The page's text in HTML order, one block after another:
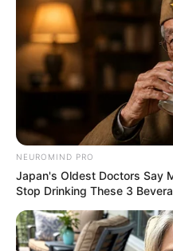
II – 25 (vinte e cinco) anos
efetivo exercício na respectiva
§1º As idades mínimas
reduzidas em 1 (um) ano
efetivo exercício da atividade
anos, observado o limite
NEUROMIND PRO
Japan's Oldest Doctors Say
Stop Drinking These 3